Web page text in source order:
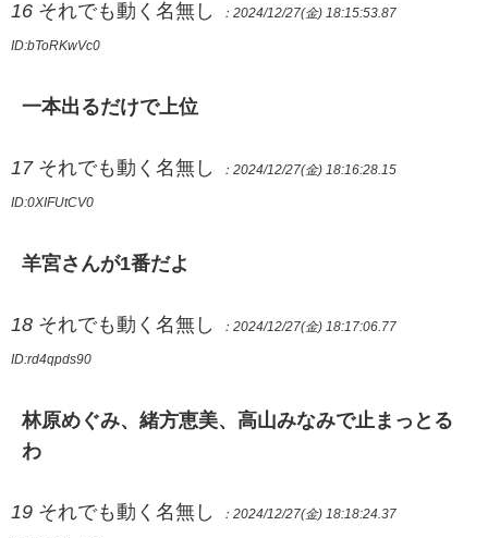
16 それでも動く名無し ：2024/12/27(金) 18:15:53.87
ID:bToRKwVc0
一本出るだけで上位
17 それでも動く名無し ：2024/12/27(金) 18:16:28.15
ID:0XIFUtCV0
羊宮さんが1番だよ
18 それでも動く名無し ：2024/12/27(金) 18:17:06.77
ID:rd4qpds90
林原めぐみ、緒方恵美、高山みなみで止まっとる
わ
19 それでも動く名無し ：2024/12/27(金) 18:18:24.37